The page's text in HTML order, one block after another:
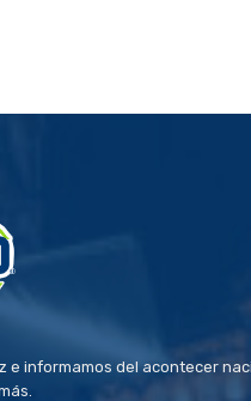
e informamos del acontecer